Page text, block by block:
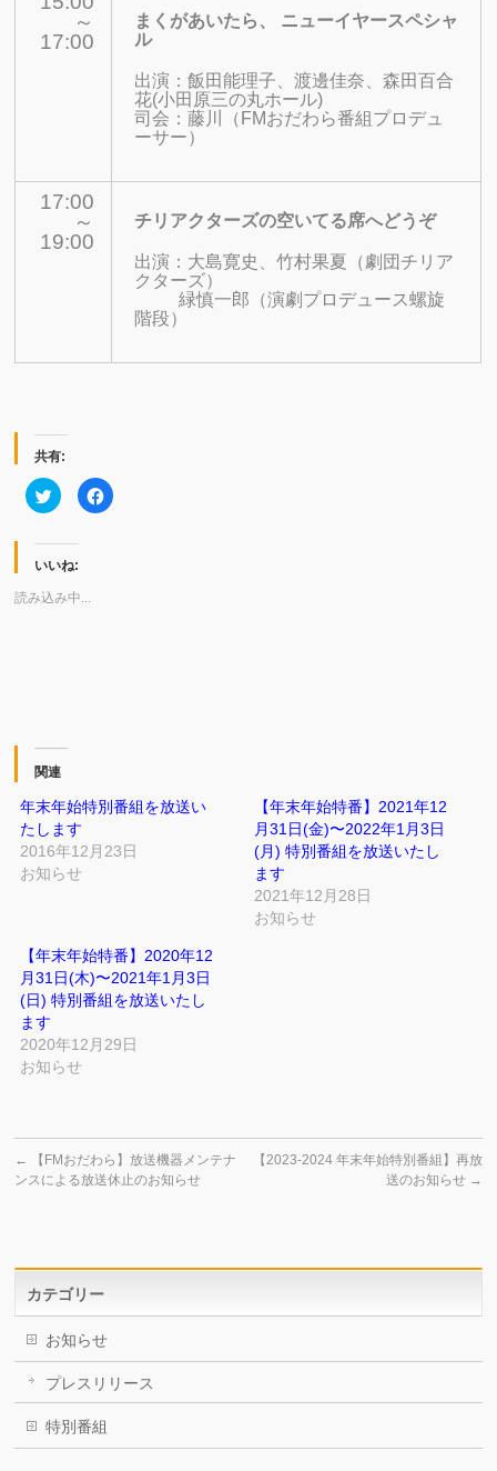
～
17:00
まくがあいたら、 ニューイヤースペシャ
ル
出演：飯田能理子、渡邊佳奈、森田百合
花(小田原三の丸ホール)
司会：藤川（FMおだわら番組プロデュ
ーサー）
17:00
～
19:00
チリアクターズの空いてる席へどうぞ
出演：大島寛史、竹村果夏（劇団チリア
クターズ）
緑慎一郎（演劇プロデュース螺旋
階段）
共有:
ク
リ
し
て
Twitter
共
開
ま
Facebook
で
ン
ド
開
いいね:
読み込み中...
関連
年末年始特別番組を放送い
たします
2016年12月23日
お知らせ
【年末年始特番】2021年12
月31日(金)〜2022年1月3日
(月) 特別番組を放送いたし
ます
2021年12月28日
お知らせ
【年末年始特番】2020年12
月31日(木)〜2021年1月3日
(日) 特別番組を放送いたし
ます
2020年12月29日
お知らせ
←
【FMおだわら】放送機器メンテナ
ンスによる放送休止のお知らせ
【2023-2024 年末年始特別番組】再放
送のお知らせ →
カテゴリー
お知らせ
プレスリリース
特別番組